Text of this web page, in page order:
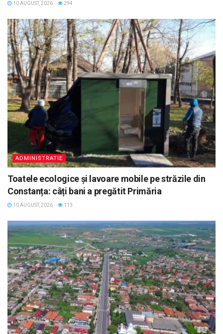
10 AUGUST, 2026 294
ADMINISTRATIE
Toatele ecologice și lavoare mobile pe străzile din
Constanța: câți bani a pregătit Primăria
10 AUGUST, 2026 113